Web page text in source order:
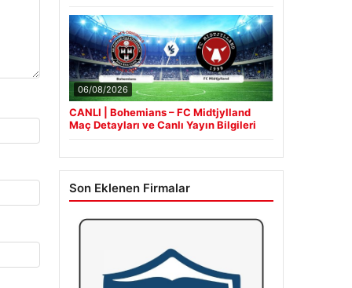
06/08/2026
CANLI | Bohemians – FC Midtjylland
Maç Detayları ve Canlı Yayın Bilgileri
Son Eklenen Firmalar